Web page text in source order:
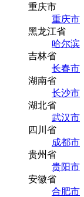
重庆市
重庆市
黑龙江省
哈尔滨
吉林省
长春市
湖南省
长沙市
湖北省
武汉市
四川省
成都市
贵州省
贵阳市
安徽省
合肥市